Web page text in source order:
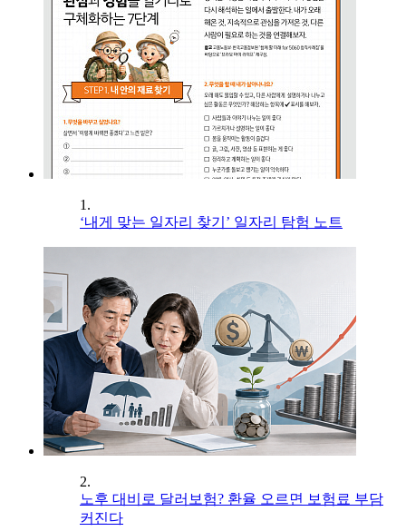
1.
‘내게 맞는 일자리 찾기’ 일자리 탐험 노트
2.
노후 대비로 달러보험? 환율 오르면 보험료 부담
커진다